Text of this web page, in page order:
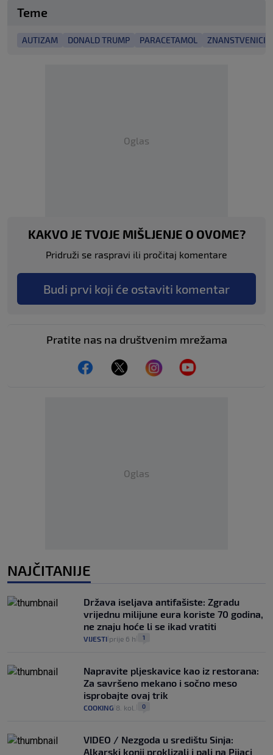
Teme
AUTIZAM DONALD TRUMP PARACETAMOL ZNANSTVENICI
Oglas
KAKVO JE TVOJE MIŠLJENJE O OVOME?
Pridruži se raspravi ili pročitaj komentare
Budi prvi koji će ostaviti komentar
Pratite nas na društvenim mrežama
Oglas
NAJČITANIJE
Država iseljava antifašiste: Zgradu
vrijednu milijune eura koriste 70 godina,
ne znaju hoće li se ikad vratiti
VIJESTI prije 6 h 1
Napravite pljeskavice kao iz restorana:
Za savršeno mekano i sočno meso
isprobajte ovaj trik
COOKING 8. kol. 0
VIDEO / Nezgoda u središtu Sinja:
Alkarski konji proklizali i pali na Pijaci